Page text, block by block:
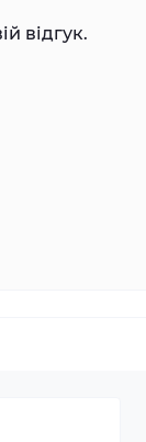
відгук.